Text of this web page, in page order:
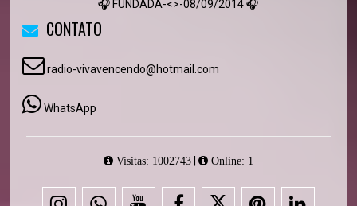
🎧 FUNDADA-<>-08/09/2014 🎧
CONTATO
radio-vivavencendo@hotmail.com
WhatsApp
Visitas: 1002743| Online: 1